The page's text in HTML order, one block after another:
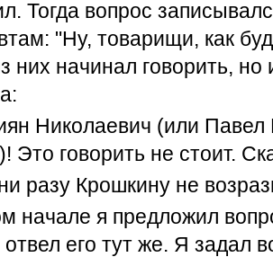
Тогда вопрос
"Ну, товарищи, как
них начинал говорить, но
Николаевич (или Павел
Это говорить не стоит.
разу Крошкину не
начале я предложил
его тут же. Я задал